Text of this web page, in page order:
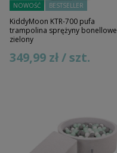
NOWOŚĆ BESTSELLER
KiddyMoon KTR-700 pufa
trampolina sprężyny bonellowe
zielony
349,99 zł / szt.